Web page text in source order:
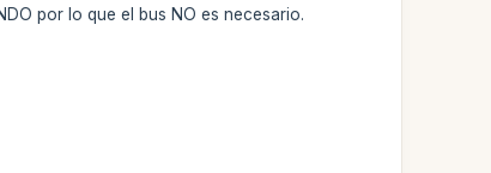
por lo que el bus NO es necesario.